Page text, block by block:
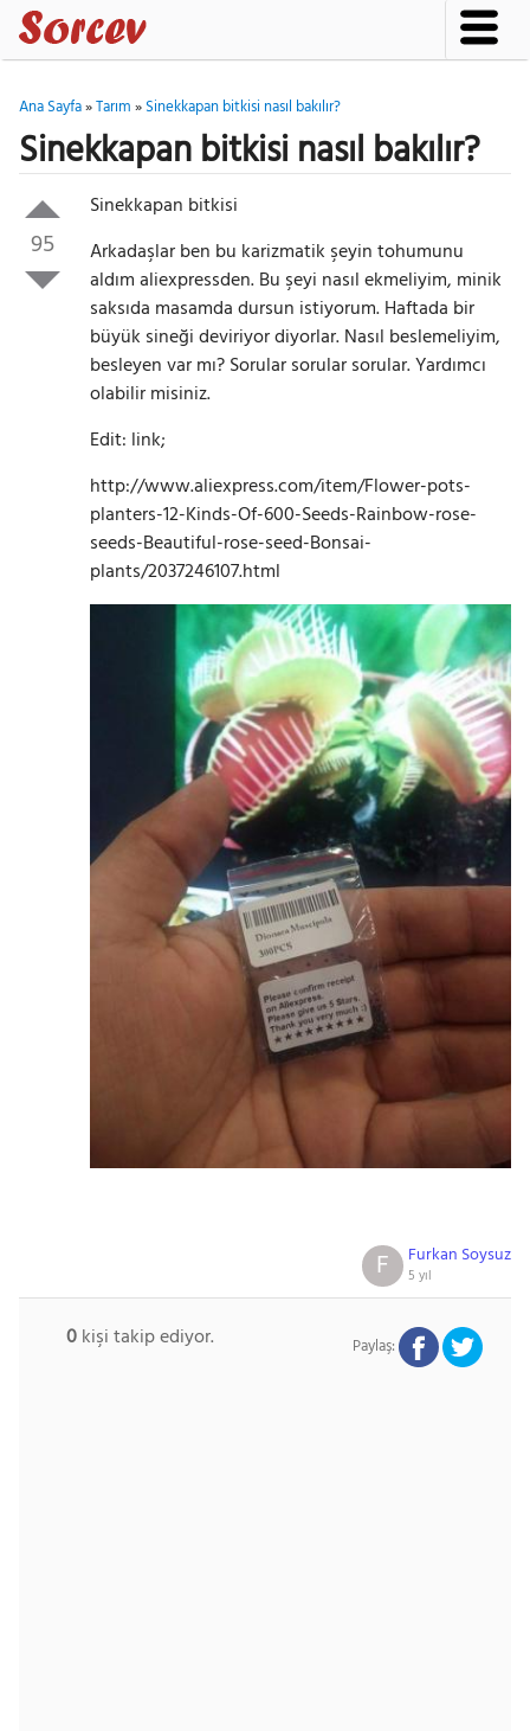
Ana Sayfa»Tarım»Sinekkapan bitkisi nasıl bakılır?
Sinekkapan bitkisi nasıl bakılır?
95
Sinekkapan bitkisi
Arkadaşlar ben bu karizmatik şeyin tohumunu
aldım aliexpressden. Bu şeyi nasıl ekmeliyim, minik
saksıda masamda dursun istiyorum. Haftada bir
büyük sineği deviriyor diyorlar. Nasıl beslemeliyim,
besleyen var mı? Sorular sorular sorular. Yardımcı
olabilir misiniz.
Edit: link;
http://www.aliexpress.com/item/Flower-pots-
planters-12-Kinds-Of-600-Seeds-Rainbow-rose-
seeds-Beautiful-rose-seed-Bonsai-
plants/2037246107.html
Furkan Soysuz
5 yıl
F
0kişi takip ediyor. Paylaş: